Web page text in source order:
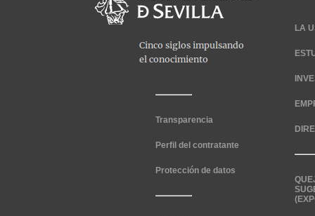
Transparencia
Perfil del contratante
Protección de datos
LA